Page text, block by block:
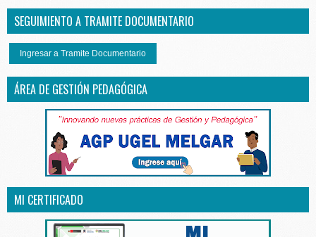
SEGUIMIENTO A TRAMITE DOCUMENTARIO
Ingresar a Tramite Documentario
ÁREA DE GESTIÓN PEDAGÓGICA
MI CERTIFICADO